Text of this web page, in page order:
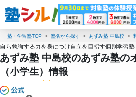
塾・学習塾TOP 塾名から探す あずみ塾 中島校
自ら勉強する力を身につけ自立を目指す個別学習塾
あずみ塾 中島校のあずみ塾の
（小学生）情報
---